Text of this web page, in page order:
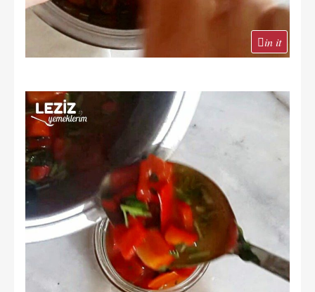
in it